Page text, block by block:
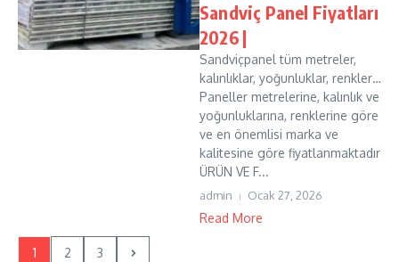
Sandviç Panel Fiyatları
2026 |
Sandviçpanel tüm metreler,
kalınlıklar, yoğunluklar, renkler…
Paneller metrelerine, kalınlık ve
yoğunluklarına, renklerine göre
ve en önemlisi marka ve
kalitesine göre fiyatlanmaktadır
ÜRÜN VE F...
admin Ocak 27, 2026
Read More
1 2 3